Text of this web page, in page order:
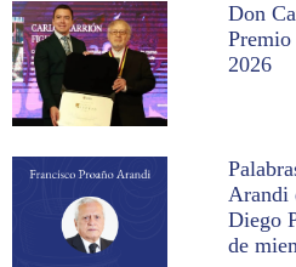
Don
2026
Arandi
Diego
de